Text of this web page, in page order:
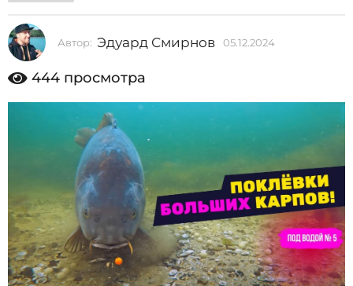
2
4
0
5
2
0
2
4
Автор: Эдуард Смирнов 05.12.2024
2
2
4
444 просмотра